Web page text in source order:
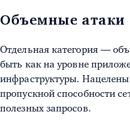
Объемные атаки
Отдельная категория —
быть как на уровне
инфраструктуры.
пропускной способности
полезных запросов.